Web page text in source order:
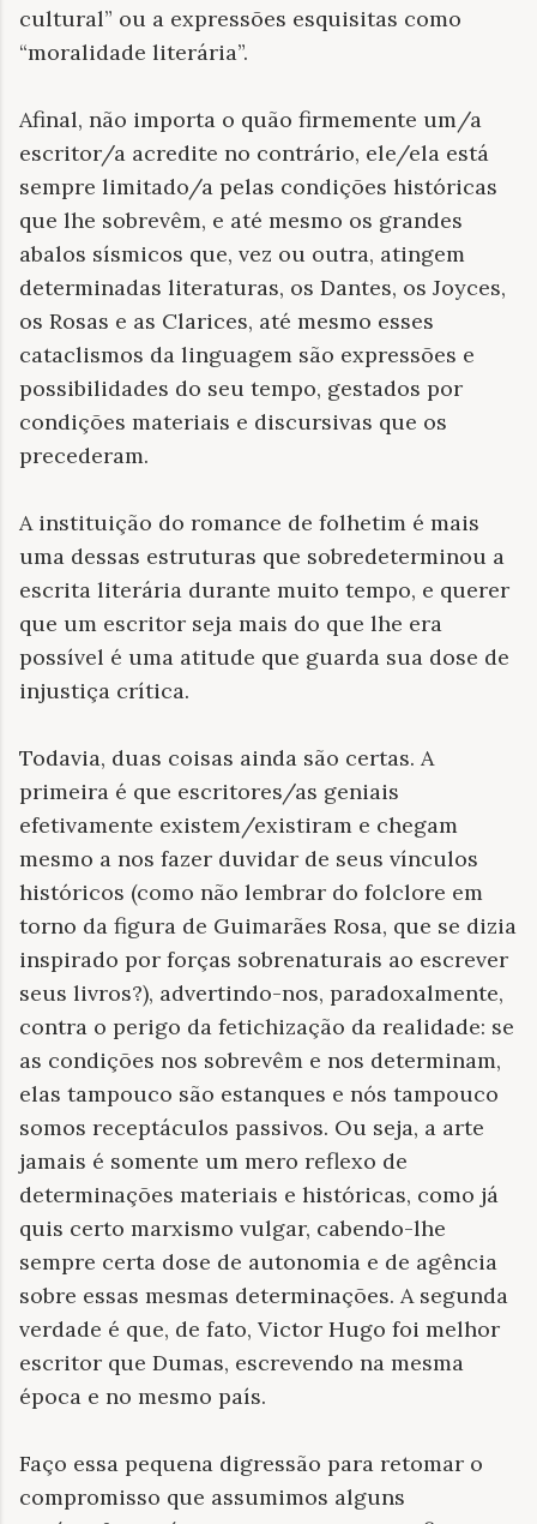
cultural” ou a expressões esquisitas como
“moralidade literária”.
Afinal, não importa o quão firmemente um/a
escritor/a acredite no contrário, ele/ela está
sempre limitado/a pelas condições históricas
que lhe sobrevêm, e até mesmo os grandes
abalos sísmicos que, vez ou outra, atingem
determinadas literaturas, os Dantes, os Joyces,
os Rosas e as Clarices, até mesmo esses
cataclismos da linguagem são expressões e
possibilidades do seu tempo, gestados por
condições materiais e discursivas que os
precederam.
A instituição do romance de folhetim é mais
uma dessas estruturas que sobredeterminou a
escrita literária durante muito tempo, e querer
que um escritor seja mais do que lhe era
possível é uma atitude que guarda sua dose de
injustiça crítica.
Todavia, duas coisas ainda são certas. A
primeira é que escritores/as geniais
efetivamente existem/existiram e chegam
mesmo a nos fazer duvidar de seus vínculos
históricos (como não lembrar do folclore em
torno da figura de Guimarães Rosa, que se dizia
inspirado por forças sobrenaturais ao escrever
seus livros?), advertindo-nos, paradoxalmente,
contra o perigo da fetichização da realidade: se
as condições nos sobrevêm e nos determinam,
elas tampouco são estanques e nós tampouco
somos receptáculos passivos. Ou seja, a arte
jamais é somente um mero reflexo de
determinações materiais e históricas, como já
quis certo marxismo vulgar, cabendo-lhe
sempre certa dose de autonomia e de agência
sobre essas mesmas determinações. A segunda
verdade é que, de fato, Victor Hugo foi melhor
escritor que Dumas, escrevendo na mesma
época e no mesmo país.
Faço essa pequena digressão para retomar o
compromisso que assumimos alguns